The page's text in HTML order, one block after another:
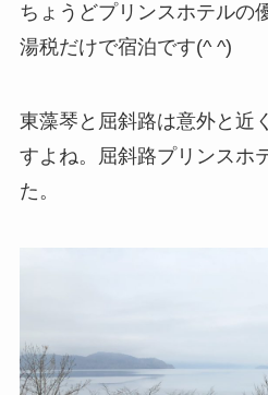
ちょうどプリンスホテルの
湯税だけで宿泊です(^ ^)
東藻琴と屈斜路は意外と近
すよね。屈斜路プリンスホ
た。